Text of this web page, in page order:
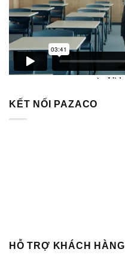
KẾT NỐI PAZACO
HỖ TRỢ KHÁCH HÀNG